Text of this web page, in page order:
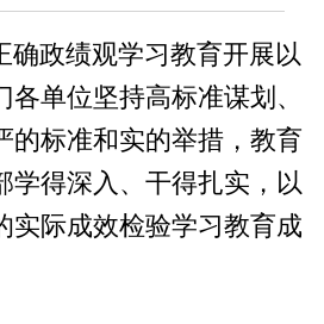
确政绩观学习教育开展以
单位坚持高标准谋划、
的标准和实的举措，教育
学得深入、干得扎实，以
实际成效检验学习教育成